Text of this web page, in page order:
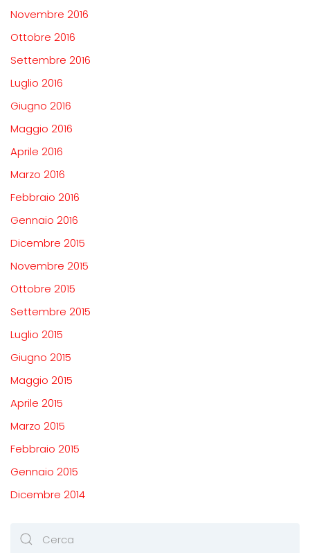
Novembre 2016
Ottobre 2016
Settembre 2016
Luglio 2016
Giugno 2016
Maggio 2016
Aprile 2016
Marzo 2016
Febbraio 2016
Gennaio 2016
Dicembre 2015
Novembre 2015
Ottobre 2015
Settembre 2015
Luglio 2015
Giugno 2015
Maggio 2015
Aprile 2015
Marzo 2015
Febbraio 2015
Gennaio 2015
Dicembre 2014